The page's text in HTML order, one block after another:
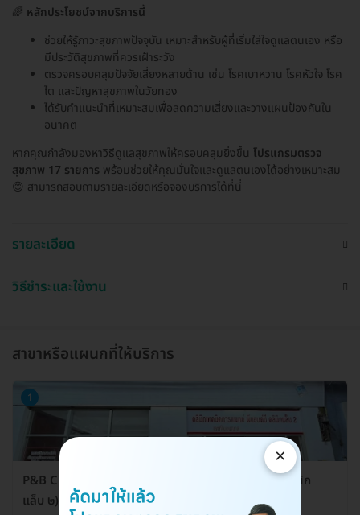
🌈 หลักประโยชน์จากบริการนี้
ช่วยให้รู้ภาวะสุขภาพปัจจุบัน เหมาะสำหรับผู้ที่เริ่มใส่ใจดูแลตนเอง หรือ
มีประวัติสุขภาพที่ควรเฝ้าระวัง
ตรวจครอบคลุมปัจจัยเสี่ยงหลายด้าน เช่น โรคเบาหวาน โรคหัวใจ โรค
ไต และปัญหาสุขภาพในวัยทอง
ได้รับคำแนะนำที่เหมาะสมเพื่อลดความเสี่ยงและวางแผนป้องกันใน
อนาคต
หากคุณกำลังมองหาวิธีดูแลสุขภาพให้ครอบคลุมยิ่งขึ้น โปรแกรมตรวจ
สุขภาพ 17 รายการ พร้อมช่วยให้คุณมั่นใจและดูแลตนเองได้อย่างเหมาะสม
😊 สามารถสอบถามรายละเอียดหรือจองบริการได้ที่นี่
รายละเอียด
วิธีชำระและใช้งาน
สาขาหรือแผนกที่ให้บริการ
1
P&B Clinic Lab (คลินิกเทคนิคการแพทย์ พีแอนด์บี คลินิก
แล็บ ๒) สาขาเมืองกาฬสินธุ์
×